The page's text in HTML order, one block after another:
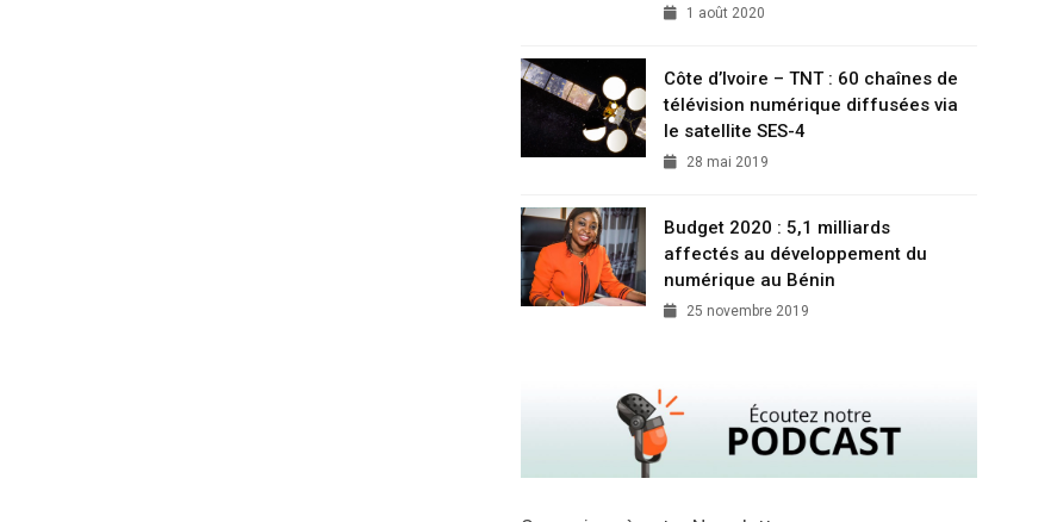
1 août 2020
Côte d’Ivoire – TNT : 60 chaînes de
télévision numérique diffusées via
le satellite SES-4
28 mai 2019
Budget 2020 : 5,1 milliards
affectés au développement du
numérique au Bénin
25 novembre 2019